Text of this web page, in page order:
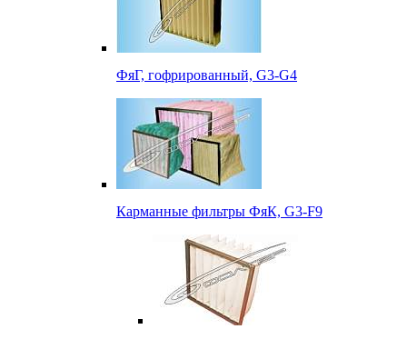
ФяГ, гофрированный, G3-G4
Карманные фильтры ФяК, G3-F9